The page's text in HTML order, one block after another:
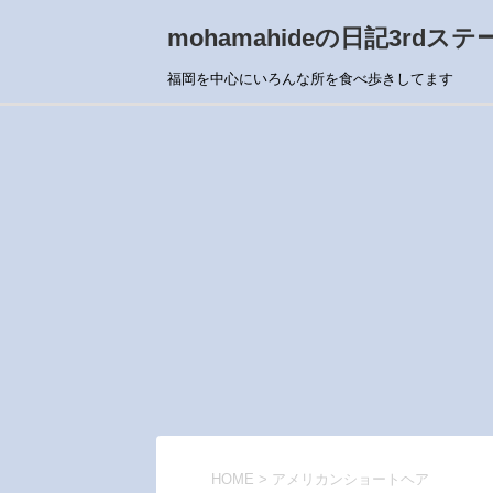
mohamahideの日記3rdステ
福岡を中心にいろんな所を食べ歩きしてます
HOME > アメリカンショートヘア